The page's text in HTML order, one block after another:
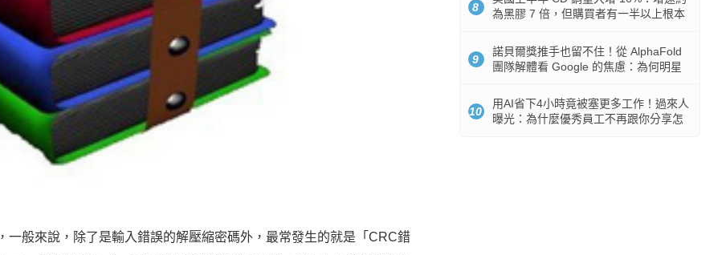
般來說，除了是輸入錯誤的解壓縮密碼外，最常發生的就是「CRC錯
8
為黑膠 7 倍，但購買者有一半以上根本
9
諾貝爾獎推手也留不住！從 AlphaFold
團隊解體看 Google 的焦慮：為何明星
10
用AI省下4小時竟被塞更多工作！過來人
曝光：為什麼優秀員工不再跟你分享怎